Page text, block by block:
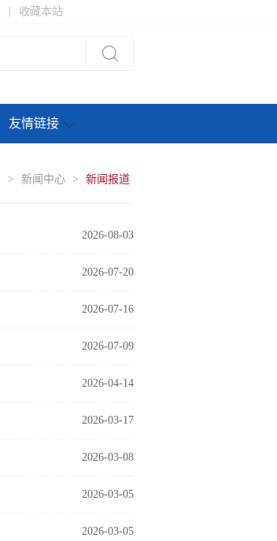
收藏本站
友情链接
> 新闻中心 > 新闻报道
2026-08-03
2026-07-20
2026-07-16
2026-07-09
2026-04-14
2026-03-17
2026-03-08
2026-03-05
2026-03-05